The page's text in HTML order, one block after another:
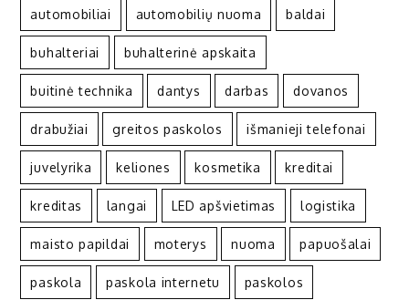
automobiliai automobilių nuoma baldai
buhalteriai buhalterinė apskaita
buitinė technika dantys darbas dovanos
drabužiai greitos paskolos išmanieji telefonai
juvelyrika keliones kosmetika kreditai
kreditas langai LED apšvietimas logistika
maisto papildai moterys nuoma papuošalai
paskola paskola internetu paskolos